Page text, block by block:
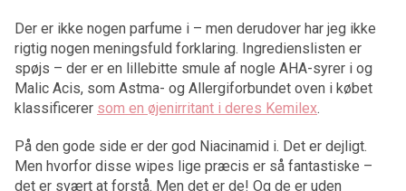
Der er ikke nogen parfume i – men derudover har jeg ikke
rigtig nogen meningsfuld forklaring. Ingredienslisten er
spøjs – der er en lillebitte smule af nogle AHA-syrer i og
Malic Acis, som Astma- og Allergiforbundet oven i købet
klassificerer som en øjenirritant i deres Kemilex.
På den gode side er der god Niacinamid i. Det er dejligt.
Men hvorfor disse wipes lige præcis er så fantastiske –
det er svært at forstå. Men det er de! Og de er uden